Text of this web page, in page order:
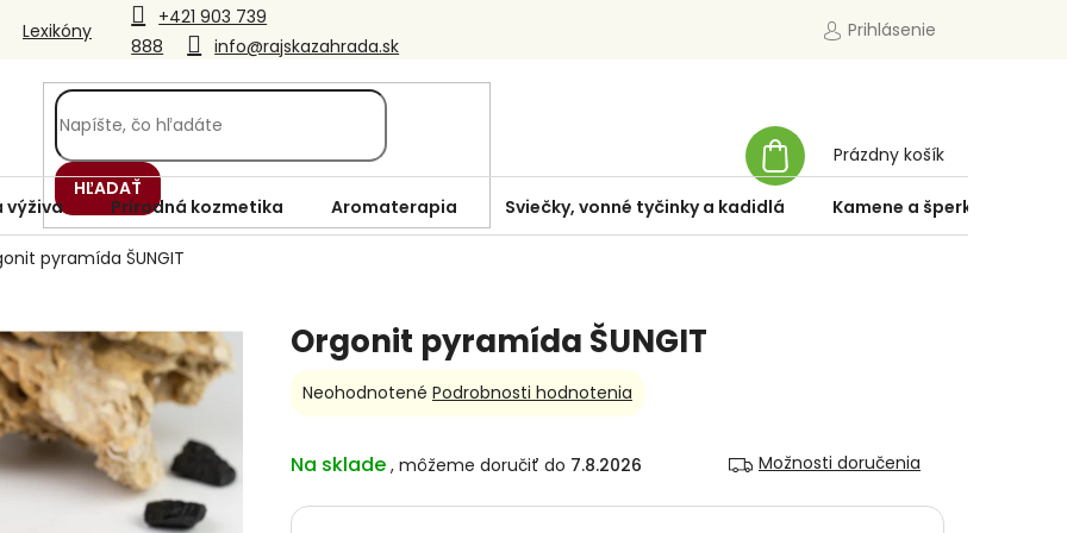
+421 903 739
888
info@rajskazahrada.sk
Lexikóny Prihlásenie
HĽADAŤ
KOŠÍK
Prázdny košík
výživa Prírodná kozmetika Aromaterapia Sviečky, vonné tyčinky a kadidlá Kamene a šperky
pyramída ŠUNGIT
Orgonit pyramída ŠUNGIT
Na sklade 7.8.2026 Možnosti doručenia
Priemerné
je
z
Neohodnotené Podrobnosti hodnotenia